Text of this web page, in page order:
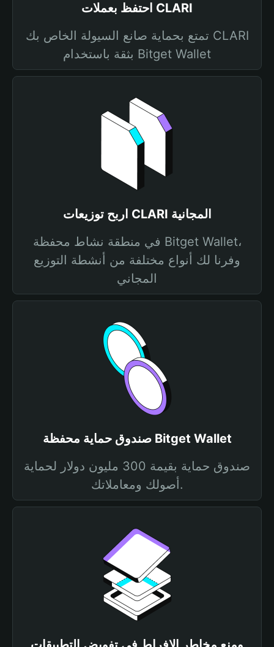
احتفظ بعملات CLARI
تمتع بحماية صانع السيولة الخاص بك CLARI
بثقة باستخدام Bitget Wallet
اربح توزيعات CLARI المجانية
في منطقة نشاط محفظة Bitget Wallet،
وفرنا لك أنواع مختلفة من أنشطة التوزيع
المجاني
صندوق حماية محفظة Bitget Wallet
صندوق حماية بقيمة 300 مليون دولار لحماية
أصولك ومعاملاتك.